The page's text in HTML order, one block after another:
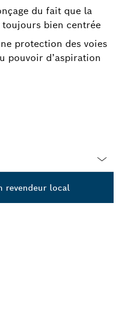
du fait que la
toujours bien centrée
protection des voies
pouvoir d’aspiration
revendeur local